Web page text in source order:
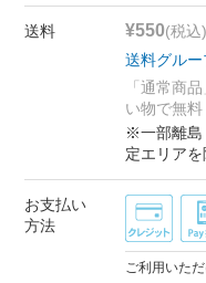
送料 ¥550(税込)
送料グルー
「通常商
い物で無料
※一部離島
定エリアを
お支払い
方法
ご利用いた